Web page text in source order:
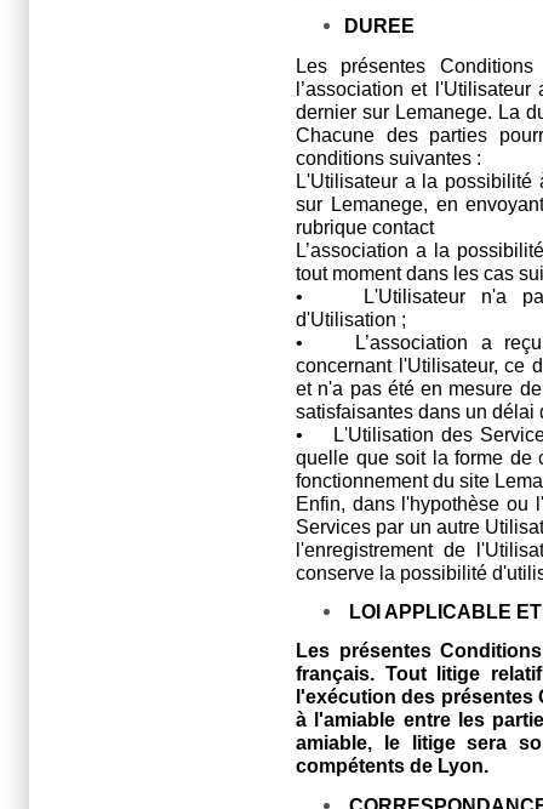
DUREE
Les présentes
l’association et
dernier sur Lemanege. La
Chacune des parties
conditions suivantes :
L'Utilisateur a la possibilité
sur Lemanege, en
rubrique contact
L’association a la
tout moment dans les cas
• L'Utilisateur n'a pas
d'Utilisation ;
• L’association a reçu
concernant l'Utilisateur, ce
et n'a pas été en mesure
satisfaisantes dans un délai
• L'Utilisation des
quelle que soit la forme de
fonctionnement du site
Enfin, dans l'hypothèse ou
Services par un autre
l'enregistrement de
conserve la possibilité
LOI APPLICABLE
Les présentes
français. Tout litige
l'exécution des
à l'amiable entre les
amiable, le litige sera
compétents de Lyon.